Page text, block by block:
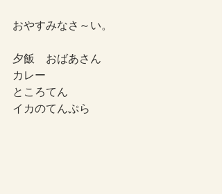
おやすみなさ～い。
夕飯　おばあさん
カレー
ところてん
イカのてんぷら